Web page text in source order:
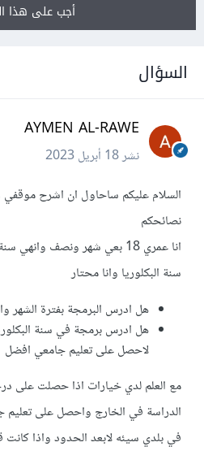
أجب على هذا
السؤال
AYMEN AL-RAWE
نشر18 أبريل 2023
السلام عليكم ساحاول ان اشرح
نصائحكم
انا عمري 18 بعي شهر ونصف
سنة البكلوريا وانا محتار
هل ادرس البرمجة بفترة الشهر
هل ادرس برمجة في سنة
لاحصل على تعليم جامعي افضل
مع العلم لدي خيارات اذا حصلت على
الدراسة في الخارج واحصل على
في بلدي سيئه لابعد الحدود واذا